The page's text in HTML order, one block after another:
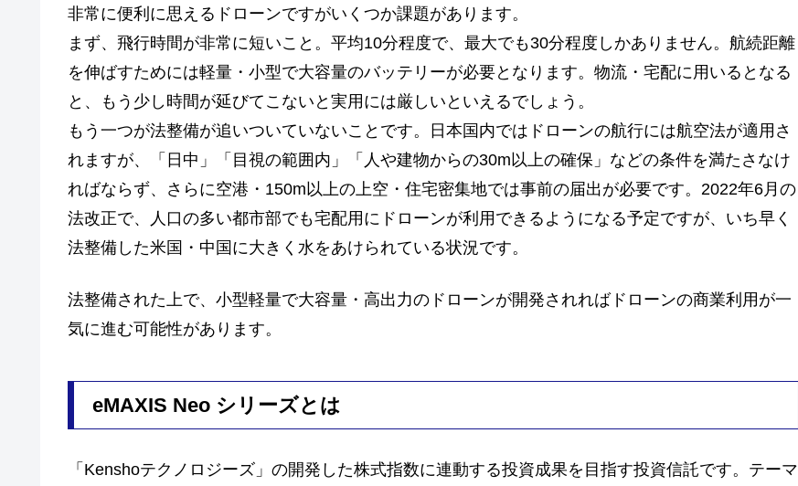
非常に便利に思えるドローンですがいくつか課題があります。
まず、飛行時間が非常に短いこと。平均10分程度で、最大でも30分程度しかありません。航続距離
を伸ばすためには軽量・小型で大容量のバッテリーが必要となります。物流・宅配に用いるとなる
と、もう少し時間が延びてこないと実用には厳しいといえるでしょう。
もう一つが法整備が追いついていないことです。日本国内ではドローンの航行には航空法が適用さ
れますが、「日中」「目視の範囲内」「人や建物からの30m以上の確保」などの条件を満たさなけ
ればならず、さらに空港・150m以上の上空・住宅密集地では事前の届出が必要です。2022年6月の
法改正で、人口の多い都市部でも宅配用にドローンが利用できるようになる予定ですが、いち早く
法整備した米国・中国に大きく水をあけられている状況です。
法整備された上で、小型軽量で大容量・高出力のドローンが開発されればドローンの商業利用が一
気に進む可能性があります。
eMAXIS Neo シリーズとは
「Kenshoテクノロジーズ」の開発した株式指数に連動する投資成果を目指す投資信託です。テーマ